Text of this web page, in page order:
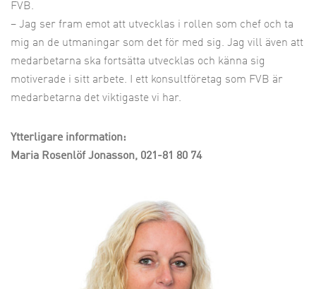
FVB.
– Jag ser fram emot att utvecklas i rollen som chef och ta
mig an de utmaningar som det för med sig. Jag vill även att
medarbetarna ska fortsätta utvecklas och känna sig
motiverade i sitt arbete. I ett konsultföretag som FVB är
medarbetarna det viktigaste vi har.
Ytterligare information:
Maria Rosenlöf Jonasson, 021-81 80 74